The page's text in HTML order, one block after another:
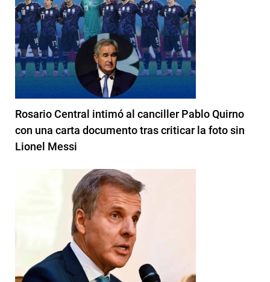
Rosario Central intimó al canciller Pablo Quirno
con una carta documento tras criticar la foto sin
Lionel Messi